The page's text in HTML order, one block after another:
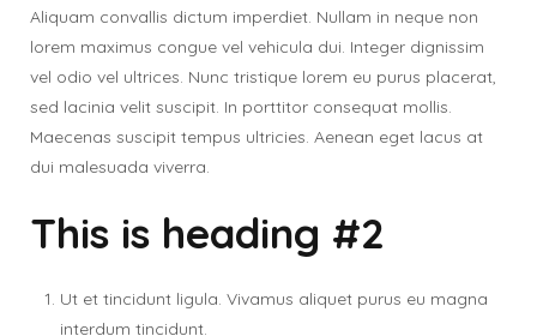
Aliquam convallis dictum imperdiet. Nullam in neque non
lorem maximus congue vel vehicula dui. Integer dignissim
vel odio vel ultrices. Nunc tristique lorem eu purus placerat,
sed lacinia velit suscipit. In porttitor consequat mollis.
Maecenas suscipit tempus ultricies. Aenean eget lacus at
dui malesuada viverra.
This is heading #2
Ut et tincidunt ligula. Vivamus aliquet purus eu magna
interdum tincidunt.